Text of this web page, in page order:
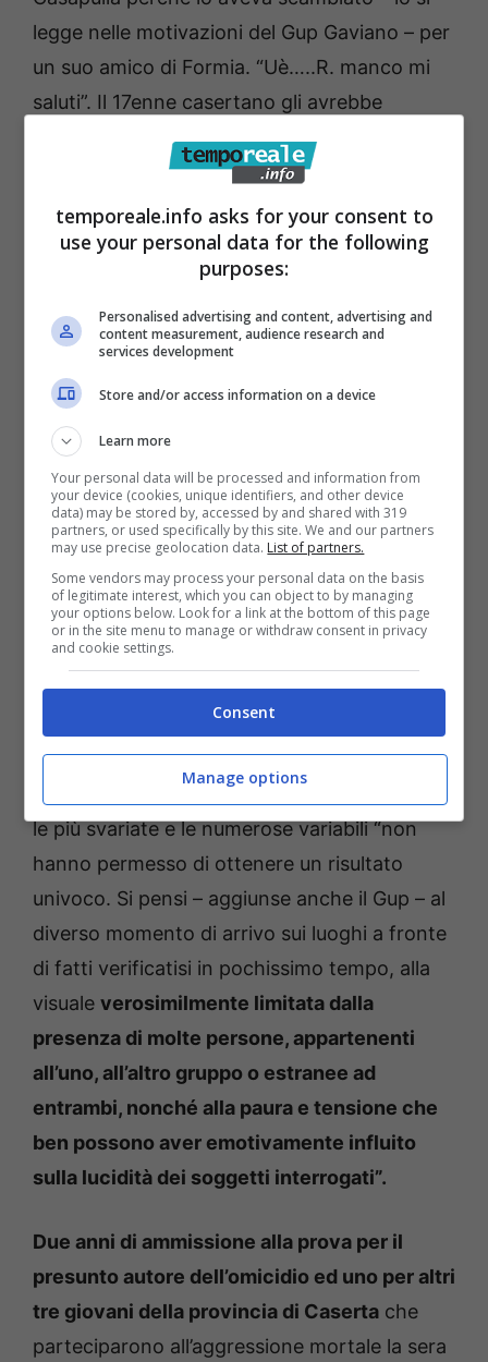
legge nelle motivazioni del Gup Gaviano – per
un suo amico di Formia. “Uè…..R. manco mi
saluti”. Il 17enne casertano gli avrebbe
risposto con frasi del tipo: “Ma che vuoi? Vuoi
vedere che ti spacco la faccia” – “Se sali
sopra, ti spacco la faccia”. La risposta
dell’indagato per omicidio preteritenziale è
stata riportata da molte persone presenti “in
termini leggermente diversi, fermo restando
la circostanza che si trattava di espressioni
aventi natura aggressiva e alterata”.
Romeo chiese al suo interlocutore cosa
volesse e spiegò agli amici “cosa realmente
chiedessero da lui”. Il Tribunale dei
Mimnorenni arrivò ad una conclusione:
vittima ed il suo aggressore un contatto ci
sarebbe stato dopo qualche parola di troppo
ma “se così fosse – scrive il Gup Gaviano –
non sminuisce né giustifica l’indiscussa e
sconcertante drammaticità e gravità di
quanto successivamente accaduto”. Le
testimonianze rese agli inquirenti sono state
le più svariate e le numerose variabili “non
hanno permesso di ottenere un risultato
univoco. Si pensi – aggiunse anche il Gup – al
diverso momento di arrivo sui luoghi a fronte
di fatti verificatisi in pochissimo tempo, alla
visuale verosimilmente limitata dalla
presenza di molte persone, appartenenti
all’uno, all’altro gruppo o estranee ad
entrambi, nonché alla paura e tensione che
ben possono aver emotivamente influito
sulla lucidità dei soggetti interrogati”.
Due anni di ammissione alla prova per il
presunto autore dell’omicidio ed uno per altri
tre giovani della provincia di Caserta che
parteciparono all’aggressione mortale la sera
temporeale.info asks for your consent to
use your personal data for the following
purposes:
Personalised advertising and content, advertising and
content measurement, audience research and
services development
Store and/or access information on a device
Learn more
Your personal data will be processed and information from
your device (cookies, unique identifiers, and other device
data) may be stored by, accessed by and shared with 319
partners, or used specifically by this site. We and our partners
may use precise geolocation data. List of partners.
Some vendors may process your personal data on the basis
of legitimate interest, which you can object to by managing
your options below. Look for a link at the bottom of this page
or in the site menu to manage or withdraw consent in privacy
and cookie settings.
Consent
Manage options